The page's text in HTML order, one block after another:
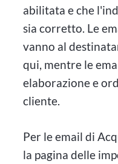
abilitata e che
sia corretto. Le
vanno al
qui, mentre le
elaborazione e
cliente.
Per le email di
la pagina delle